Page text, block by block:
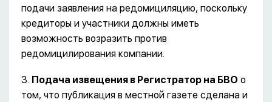
подачи заявления на редомициляцию, поскольку
кредиторы и участники должны иметь
возможность возразить против
редомицилирования компании.
3. Подача извещения в Регистратор на БВО о
том, что публикация в местной газете сделана и